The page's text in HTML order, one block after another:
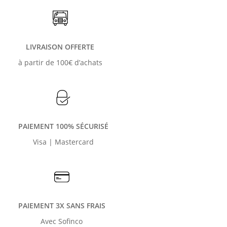
LIVRAISON OFFERTE
à partir de 100€ d’achats
PAIEMENT 100% SÉCURISÉ
Visa | Mastercard
PAIEMENT 3X SANS FRAIS
Avec Sofinco